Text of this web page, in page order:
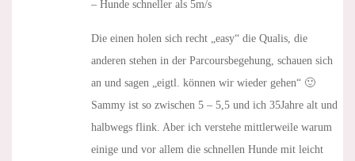
– Hunde schneller als 5m/s
Die einen holen sich recht „easy“ die Qualis, die
anderen stehen in der Parcoursbegehung, schauen sich
an und sagen „eigtl. können wir wieder gehen“ 🙂
Sammy ist so zwischen 5 – 5,5 und ich 35Jahre alt und
halbwegs flink. Aber ich verstehe mittlerweile warum
einige und vor allem die schnellen Hunde mit leicht